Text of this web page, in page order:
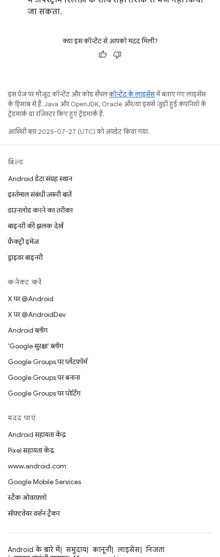
जा सकता.
क्या इस कॉन्टेंट से आपको मदद मिली?
इस पेज पर मौजूद कॉन्टेंट और कोड सैंपलकॉन्टेंट के लाइसेंसमें बताए गए लाइसेंस
के हिसाब से हैं. Java और OpenJDK, Oracle और/या इससे जुड़ी हुई कंपनियों के
ट्रेडमार्क या रजिस्टर किए हुए ट्रेडमार्क हैं.
आखिरी बार 2025-07-27 (UTC) को अपडेट किया गया.
बिल्ड
Android डेटा संग्रह स्थान
इस्तेमाल संबंधी ज़रूरी बातें
डाउनलोड करने का तरीका
बाइनरी की झलक देखें
फ़ैक्ट्री इमेज
ड्राइवर बाइनरी
कनेक्ट करें
X पर @Android
X पर @AndroidDev
Android ब्लॉग
'Google सुरक्षा' ब्लॉग
Google Groups पर प्लैटफ़ॉर्म
Google Groups पर बनाना
Google Groups पर पोर्टिंग
मदद पाएं
Android सहायता केंद्र
Pixel सहायता केंद्र
www.android.com
Google Mobile Services
स्टैक ओवरफ़्लो
सॉफ़्टवेयर वर्शन ट्रैकर
Android के बारे में समुदाय कानूनी लाइसेंस
निजता